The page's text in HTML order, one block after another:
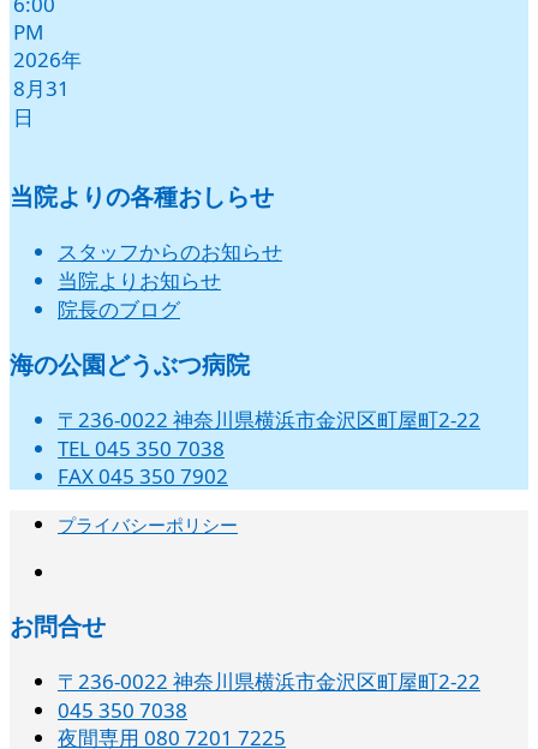
PM
2026年
8月31
日
当院よりの各種おしらせ
スタッフからのお知らせ
当院よりお知らせ
院長のブログ
海の公園どうぶつ病院
〒236-0022 神奈川県横浜市金沢区町屋町2-22
TEL 045 350 7038
FAX 045 350 7902
プライバシーポリシー
お問合せ
〒236-0022 神奈川県横浜市金沢区町屋町2-22
045 350 7038‬
夜間専用 080 7201 7225‬